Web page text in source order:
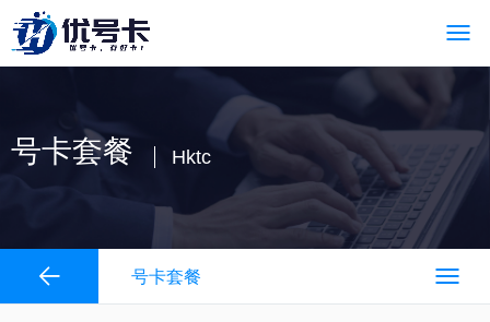
号卡套餐 Hktc
号卡套餐